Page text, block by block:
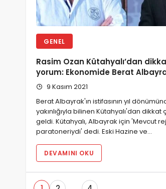
GENEL
Rasim Ozan Kütahyalı’dan
yorum: Ekonomide Berat
9 Kasım 2021
Berat Albayrak'ın istifasının yıl
yakınlığıyla bilinen Kütahyalı'dan
geldi. Kütahyalı, Albayrak için 'Mevcut
paratoneriydi' dedi. Eski Hazine ve…
DEVAMINI OKU